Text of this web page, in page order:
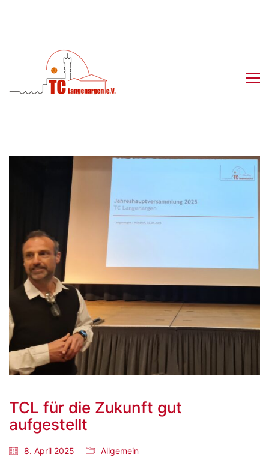
TCL für die Zukunft gut
aufgestellt
8. April 2025 Allgemein